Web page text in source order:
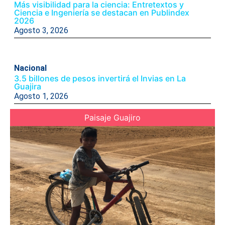
Más visibilidad para la ciencia: Entretextos y
Ciencia e Ingeniería se destacan en Publindex
2026
Agosto 3, 2026
Nacional
3.5 billones de pesos invertirá el Invias en La
Guajira
Agosto 1, 2026
Paisaje Guajiro